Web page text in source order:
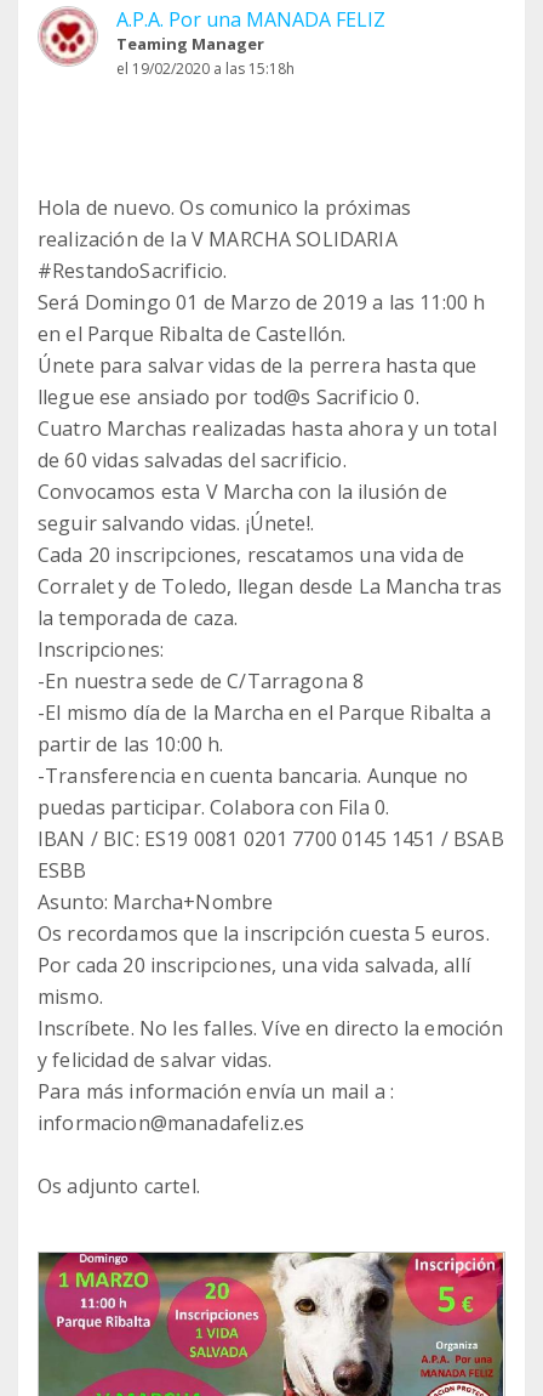
A.P.A. Por una MANADA FELIZ
Teaming Manager
el 19/02/2020 a las 15:18h
Hola de nuevo. Os comunico la próximas
realización de la V MARCHA SOLIDARIA
#RestandoSacrificio.
Será Domingo 01 de Marzo de 2019 a las 11:00 h
en el Parque Ribalta de Castellón.
Únete para salvar vidas de la perrera hasta que
llegue ese ansiado por tod@s Sacrificio 0.
Cuatro Marchas realizadas hasta ahora y un total
de 60 vidas salvadas del sacrificio.
Convocamos esta V Marcha con la ilusión de
seguir salvando vidas. ¡Únete!.
Cada 20 inscripciones, rescatamos una vida de
Corralet y de Toledo, llegan desde La Mancha tras
la temporada de caza.
Inscripciones:
-En nuestra sede de C/Tarragona 8
-El mismo día de la Marcha en el Parque Ribalta a
partir de las 10:00 h.
-Transferencia en cuenta bancaria. Aunque no
puedas participar. Colabora con Fila 0.
IBAN / BIC: ES19 0081 0201 7700 0145 1451 / BSAB
ESBB
Asunto: Marcha+Nombre
Os recordamos que la inscripción cuesta 5 euros.
Por cada 20 inscripciones, una vida salvada, allí
mismo.
Inscríbete. No les falles. Víve en directo la emoción
y felicidad de salvar vidas.
Para más información envía un mail a :
informacion@manadafeliz.es
Os adjunto cartel.